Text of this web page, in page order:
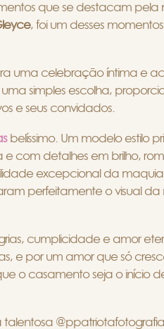
que se destacam pela
, foi um desses
uma celebração íntima e
simples escolha,
e seus convidados.
belíssimo. Um modelo estilo
com detalhes em brilho,
excepcional da
perfeitamente o visual da
cumplicidade e amor
e por um amor que só
o casamento seja o início